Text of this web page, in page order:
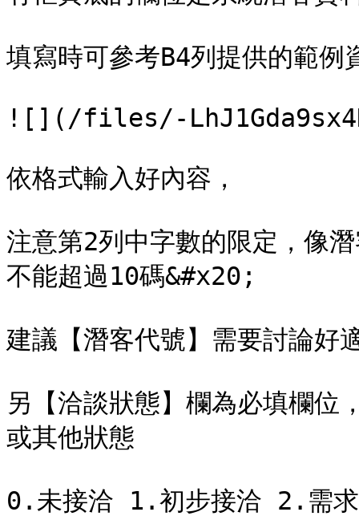
填寫時可參考B4列提供的範例
![](/files/-
依格式輸入好內容，
注意第2列中字數的限定，像
不能超過10碼&#x20;
建議【潛客代號】需要討論好
另【洽談狀態】欄為必填欄
或其他狀態
0.未接洽 1.初步接洽 2.需